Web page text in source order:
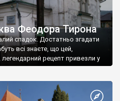
Феодора Тирона
спадок. Достатньо згадати
всі знаєте, що цей,
легендарний рецепт привезли у